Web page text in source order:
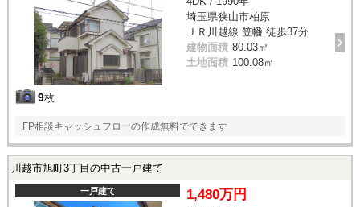
9枚
埼玉県狭山市柏原
ＪＲ川越線 笠幡 徒歩37分
建物面積 80.03㎡
土地面積 100.08㎡
FP相談キャッシュフローの作成無料でできます
川越市旭町3丁目の中古一戸建て
一戸建て 1,480万円